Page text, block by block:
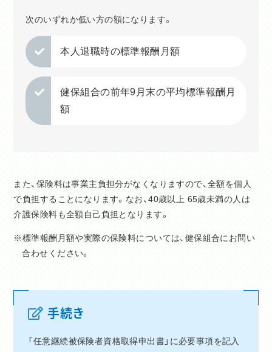
次のいずれか低い方の額になります。
本人退職時の標準報酬月額
健保組合の前年9月末の平均標準報酬月
額
また、保険料は事業主負担分がなくなりますので、全額を個人
で負担することになります。なお、40歳以上 65歳未満の人は
介護保険料も全額自己負担となります。
※標準報酬月額や実際の保険料については、健保組合にお問い
合わせください。
手続き
「任意継続被保険者資格取得申出書」に必要事項を記入